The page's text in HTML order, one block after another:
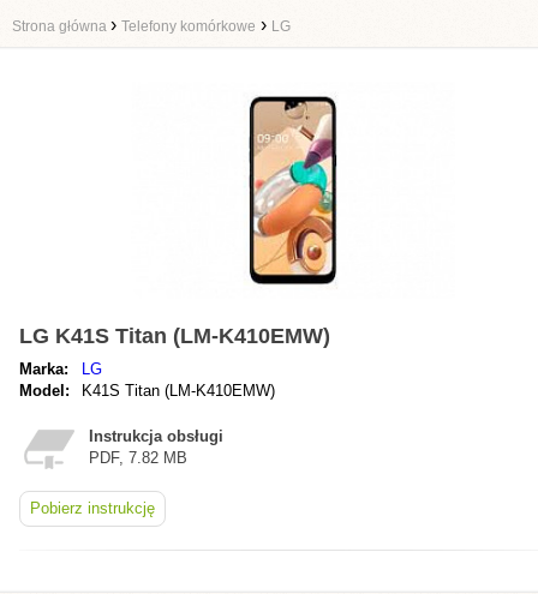
Strona główna › Telefony komórkowe › LG
LG K41S Titan (LM-K410EMW)
Marka:
LG
Model:
K41S Titan (LM-K410EMW)
Instrukcja obsługi
PDF, 7.82 MB
Pobierz instrukcję